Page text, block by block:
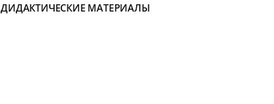
ДИДАКТИЧЕСКИЕ МАТЕРИАЛЫ